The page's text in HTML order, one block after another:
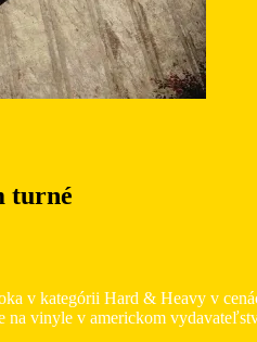
turné
v kategórii Hard & Heavy v
na vinyle v americkom